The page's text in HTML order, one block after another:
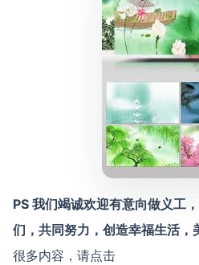
PS 我们竭诚欢迎有意向做义工
们，共同努力，创造幸福生活，
很多内容，请点击